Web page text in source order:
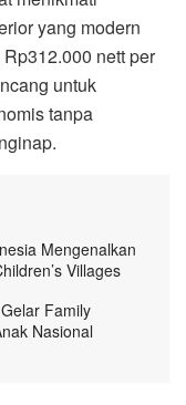
yang modern
nett per
untuk
tanpa
Mengenalkan
Villages
Family
Nasional